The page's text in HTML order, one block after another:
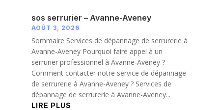
sos serrurier – Avanne-Aveney
AOÛT 3, 2026
Sommaire Services de dépannage de serrurerie à
Avanne-Aveney Pourquoi faire appel à un
serrurier professionnel à Avanne-Aveney ?
Comment contacter notre service de dépannage
de serrurerie à Avanne-Aveney ? Services de
dépannage de serrurerie à Avanne-Aveney...
LIRE PLUS